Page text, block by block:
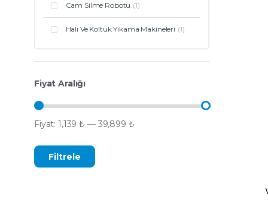
Cam Silme Robotu (1)
Halı Ve Koltuk Yıkama Makineleri (1)
Fiyat Aralığı
Filtrele
Fiyat:1,139 ₺ — 39,899 ₺